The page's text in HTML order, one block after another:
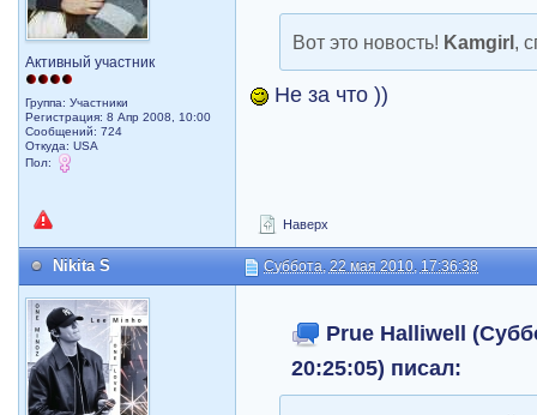
Активный участник
Группа: Участники
Регистрация: 8 Апр 2008, 10:00
Сообщений: 724
Откуда: USA
Пол:
Вот это новость! Kamgirl,
Не за что ))
Наверх
Nikita S Суббота, 22 мая 2010, 17:36:38
Prue Halliwell
20:25:05) писал: